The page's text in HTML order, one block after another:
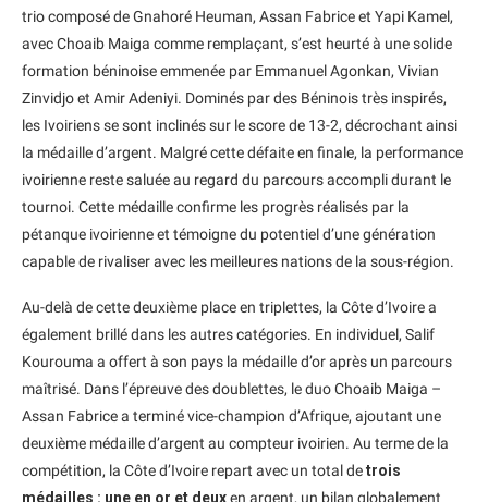
trio composé de Gnahoré Heuman, Assan Fabrice et Yapi Kamel,
avec Choaib Maiga comme remplaçant, s’est heurté à une solide
formation béninoise emmenée par Emmanuel Agonkan, Vivian
Zinvidjo et Amir Adeniyi. Dominés par des Béninois très inspirés,
les Ivoiriens se sont inclinés sur le score de 13-2, décrochant ainsi
la médaille d’argent. Malgré cette défaite en finale, la performance
ivoirienne reste saluée au regard du parcours accompli durant le
tournoi. Cette médaille confirme les progrès réalisés par la
pétanque ivoirienne et témoigne du potentiel d’une génération
capable de rivaliser avec les meilleures nations de la sous-région.
Au-delà de cette deuxième place en triplettes, la Côte d’Ivoire a
également brillé dans les autres catégories. En individuel, Salif
Kourouma a offert à son pays la médaille d’or après un parcours
maîtrisé. Dans l’épreuve des doublettes, le duo Choaib Maiga –
Assan Fabrice a terminé vice-champion d’Afrique, ajoutant une
deuxième médaille d’argent au compteur ivoirien. Au terme de la
compétition, la Côte d’Ivoire repart avec un total detrois
médailles : une en or et deuxen argent, un bilan globalement